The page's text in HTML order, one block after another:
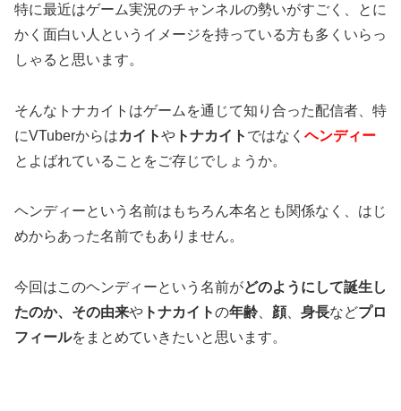
特に最近はゲーム実況のチャンネルの勢いがすごく、とに
かく面白い人というイメージを持っている方も多くいらっ
しゃると思います。
そんなトナカイトはゲームを通じて知り合った配信者、特
にVTuberからはカイトや トナカイト ではなく ヘンディー
とよばれている ことをご存じでしょうか。
ヘンディーという名前はもちろん本名とも関係なく、はじ
めからあった名前でもありません。
今回はこのヘンディーという名前がどのようにして誕生し
たのか、その由来や トナカイトの年齢 顔、 身長などプロ
フィールをまとめていきたいと思います。